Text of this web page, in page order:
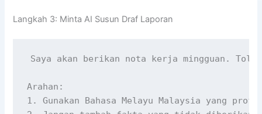
Langkah 3: Minta AI Susun Draf Laporan
Saya akan berikan nota kerja mingguan.
Arahan:
1. Gunakan Bahasa Melayu Malaysia yang